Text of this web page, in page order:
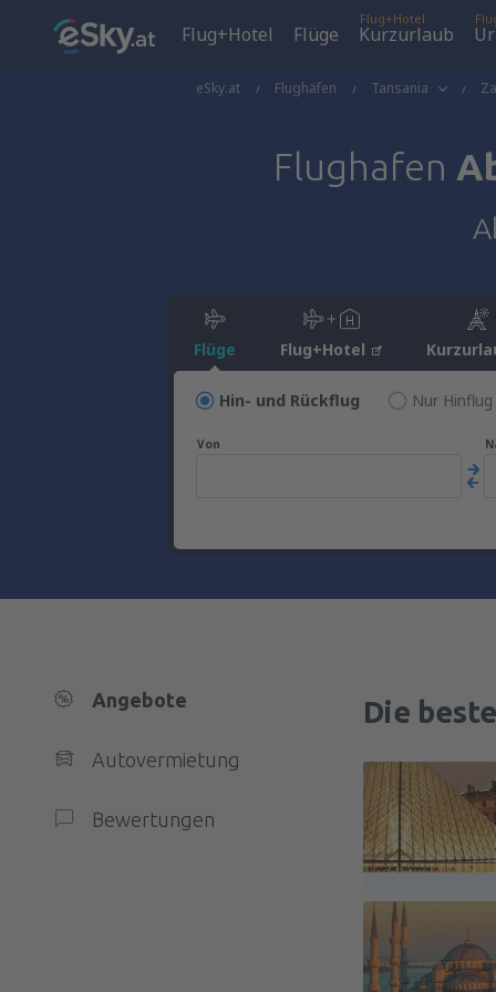
Flug+Hotel Flüge
Flug+Hotel
Kurzurlaub
eSky.at Flughäfen Tansania
Flughafen
Flüge Flug+Hotel
Hin- und Rückflug Nur Hinflug
Von
Angebote
Autovermietung
Bewertungen
Die